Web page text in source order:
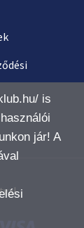
is
jár! A